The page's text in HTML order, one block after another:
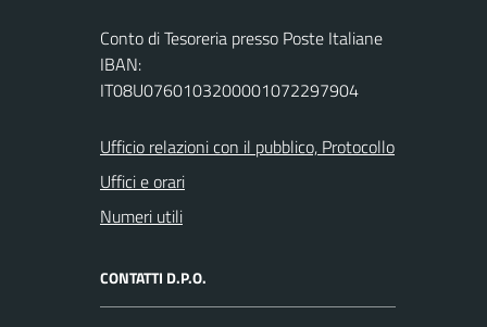
Conto di Tesoreria presso Poste Italiane
IBAN:
IT08U0760103200001072297904
Ufficio relazioni con il pubblico, Protocollo
Uffici e orari
Numeri utili
CONTATTI D.P.O.